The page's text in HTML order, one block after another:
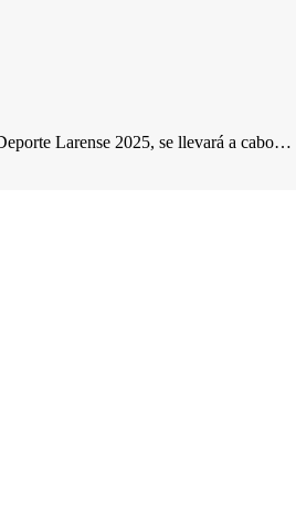
Larense 2025, se llevará a cabo…